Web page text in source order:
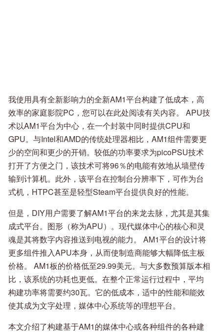
我使用具有全新影响力的全新AM1平台构建了低成本，高
效率的家庭影院PC，您可以在此处阅读有关内容。 APU技
术以AM1平台为中心，在一个封装中同时提供CPU和
GPU。与Intel和AMD的传统处理器相比，AM1组件需要更
少的空间和更少的开销。较低的功率要求为picoPSU技术
打开了方便之门，该技术可将96％的电能有效地从墙壁传
输到计算机。此外，该平台在控制台分辨率下，可作为台
式机，HTPC甚至是轻型Steam平台提供良好的性能。
但是，DIY用户需要了解AM1平台的来龙去脉，尤其是其集
成式平台。图形（称为APU）。现代媒体中心的核心和灵
魂是其将数字内容推送到电视的能力。 AM1平台的设计将
更多组件推入APU本身，从而使制造商能够大幅降低主板
价格。 AM1板的价格低至29.99美元。与大多数预算版本相
比，该系统的功耗也更低。在整个正常运行过程中，平均
构建功率将需要约30瓦。它的低成本，适中的性能和能效
使其成为文字处理，媒体中心系统等的理想平台。
本文介绍了构建基于AM1的媒体中心或各种组件的各种建